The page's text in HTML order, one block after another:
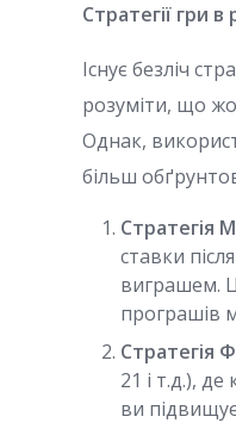
Стратегії гри в
Існує безліч
розуміти, що
Однак,
більш
Стратегія
ставки
виграшем.
програшів
Стратегія
21 і т.д.),
ви